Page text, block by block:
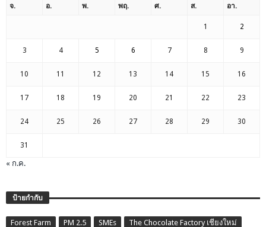
จ. อ. พ. พฤ. ศ. ส. อา.
1 2
3 4 5 6 7 8 9
10 11 12 13 14 15 16
17 18 19 20 21 22 23
24 25 26 27 28 29 30
31
« ก.ค.
ป้ายกำกับ
Forest Farm PM 2.5 SMEs
The Chocolate Factory เชียงใหม่